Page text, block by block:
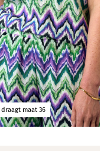
draagt maat 36